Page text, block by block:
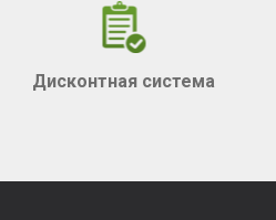
Дисконтная система